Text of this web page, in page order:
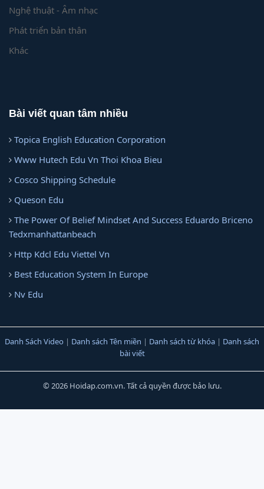
Nghệ thuật - Âm nhạc
Phát triển bản thân
Khác
Bài viết quan tâm nhiều
Topica English Education Corporation
Www Hutech Edu Vn Thoi Khoa Bieu
Cosco Shipping Schedule
Queson Edu
The Power Of Belief Mindset And Success Eduardo Briceno
Tedxmanhattanbeach
Http Kdcl Edu Viettel Vn
Best Education System In Europe
Nv Edu
Danh Sách Video | Danh sách Tên miền | Danh sách từ khóa | Danh sách
bài viết
© 2026 Hoidap.com.vn. Tất cả quyền được bảo lưu.